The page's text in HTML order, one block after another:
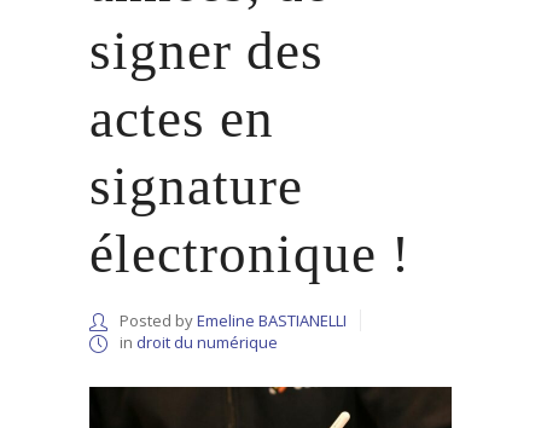
signer des
actes en
signature
électronique !
Posted byEmeline BASTIANELLI
in droit du numérique